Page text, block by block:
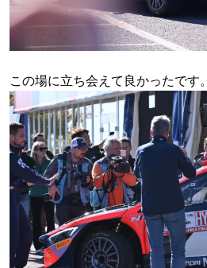
この場に立ち会えて良かったです。